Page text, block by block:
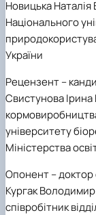
Новицька
Національного
України
Рецензент–
Свистунова
університету
Міністерства
Опонент–
Кургак
співробітник